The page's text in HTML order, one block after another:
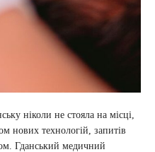
ніколи не стояла на місці,
нових технологій, запитів
Гданський медичний